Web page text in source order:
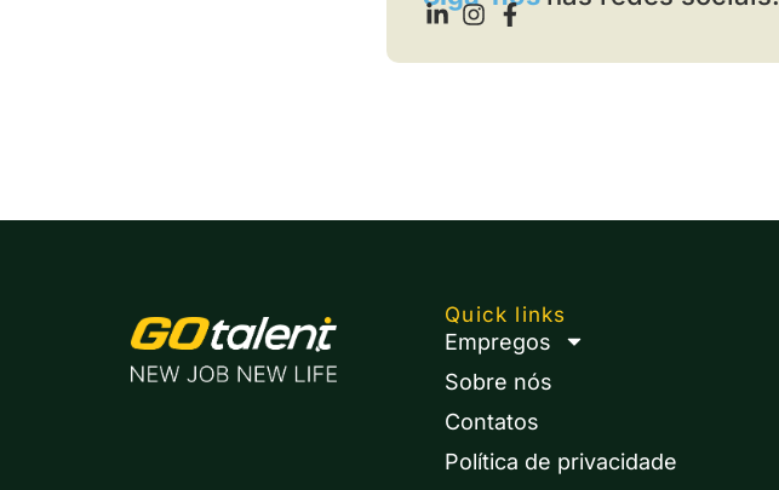
Quick links
Empregos
Sobre nós
Contatos
Política de privacidade